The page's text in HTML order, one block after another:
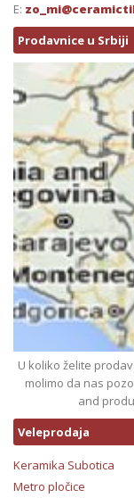
E:
Prodavnice u Srbiji
U koliko želite
molimo da nas
and
Veleprodaja
Keramika Subotica
Metro pločice